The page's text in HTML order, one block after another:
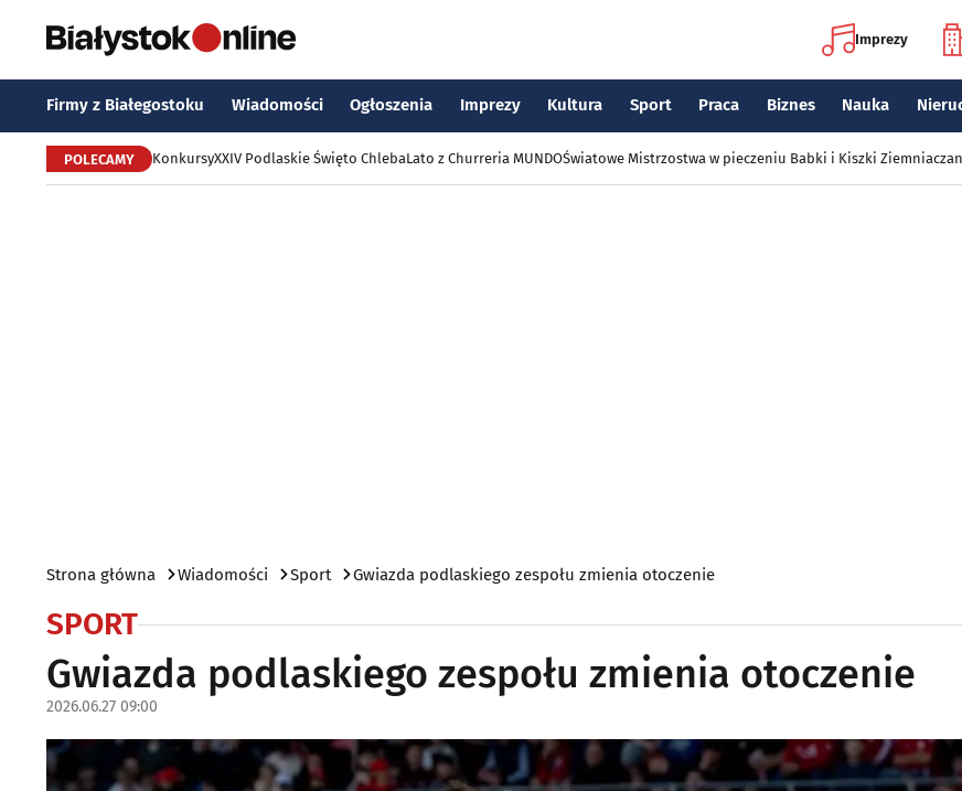
Imprezy
Firmy z Białegostoku Wiadomości Ogłoszenia Imprezy Kultura Sport Praca Biznes Nauka
POLECAMY KonkursyXXIV Podlaskie Święto ChlebaLato z Churreria MUNDOŚwiatowe Mistrzostwa w pieczeniu Babki i Kiszki
Strona główna Wiadomości Sport Gwiazda podlaskiego zespołu zmienia otoczenie
SPORT
Gwiazda podlaskiego zespołu zmienia otoczenie
2026.06.27 09:00